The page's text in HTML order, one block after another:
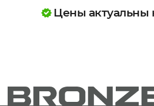
Цены актуальны